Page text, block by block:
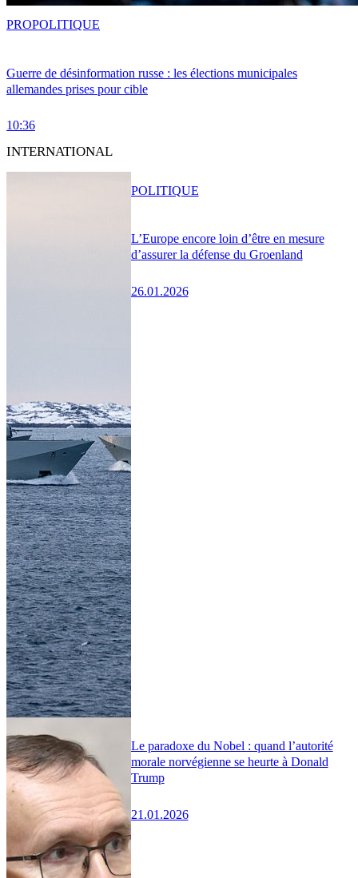
Guerre de désinformation russe : les élections municipales
allemandes prises pour cible
10:36
PROPOLITIQUE
INTERNATIONAL
L’Europe encore loin d’être en mesure
d’assurer la défense du Groenland
26.01.2026
POLITIQUE
Le paradoxe du Nobel : quand l’autorité
morale norvégienne se heurte à Donald
Trump
21.01.2026